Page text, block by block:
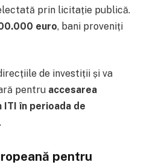
prin licitație publică.
euro, bani proveniți
de investiții și va
pentru accesarea
în perioada de
.
pentru